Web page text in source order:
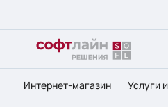
Интернет-магазин Услуги